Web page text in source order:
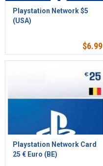
Playstation Network $5
(USA)
$6.99
Playstation Network Card
25 € Euro (BE)